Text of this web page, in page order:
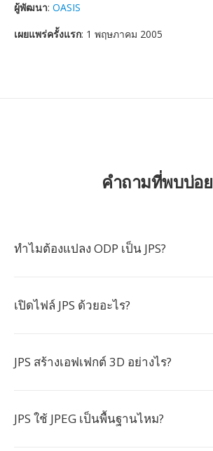
ผู้พัฒนา: OASIS
เผยแพร่ครั้งแรก: 1 พฤษภาคม 2005
คำถามที่พบบ่อย
ทำไมต้องแปลง ODP เป็น JPS?
เปิดไฟล์ JPS ด้วยอะไร?
JPS สร้างเอฟเฟกต์ 3D อย่างไร?
JPS ใช้ JPEG เป็นพื้นฐานไหม?